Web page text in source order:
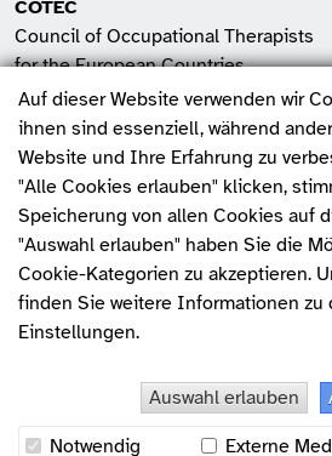
COTEC
Council of Occupational Therapists
for the European Countries
SHV
Spitzenverband der
Heilmittelverbände e.V.
WFOT
World Federation of
Occupational Therapists
charta der vielfalt
© 2026, Deutscher Verband
Auf dieser Website verwenden wir
ihnen sind essenziell, während
Website und Ihre Erfahrung zu
"Alle Cookies erlauben" klicken,
Speicherung von allen Cookies auf
"Auswahl erlauben" haben Sie die
Cookie-Kategorien zu akzeptieren.
finden Sie weitere Informationen zu
Einstellungen.
Auswahl erlauben
Notwendig
Externe